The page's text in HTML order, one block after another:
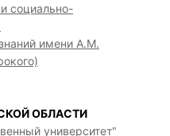
социально-
имени А.М.
ОБЛАСТИ
университет"